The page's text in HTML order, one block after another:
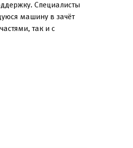
Специалисты
машину в зачёт
так и с